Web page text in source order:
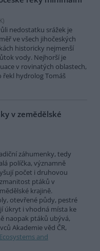
)
nedostatku srážek je
ve všech jihočeských
historicky nejmenší
vody. Nejhorší je
v rovinatých oblastech,
řekl hydrolog Tomáš
v zemědělské
záhumenky, tedy
políčka, významně
počet i druhovou
ptáků v
krajině.
otevřené půdy, pestré
úkryt i vhodná místa ke
naopak ptáků ubývá,
Akademie věd ČR,
and